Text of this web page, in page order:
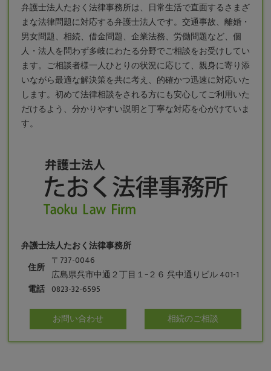
弁護士法人たおく法律事務所は、日常生活で直面するさまざ
まな法律問題に対応する弁護士法人です。交通事故、離婚・
男女問題、相続、借金問題、企業法務、労働問題など、個
人・法人を問わず多岐にわたる分野でご相談をお受けしてい
ます。ご相談者様一人ひとりの状況に応じて、親身に寄り添
いながら最適な解決策を共に考え、的確かつ迅速に対応いた
します。初めて法律相談をされる方にも安心してご利用いた
だけるよう、分かりやすい説明と丁寧な対応を心がけていま
す。
弁護士法人たおく法律事務所
住所
〒737-0046
広島県呉市中通２丁目１−２６ 呉中通りビル 401-1
電話 0823-32-6595
お問い合わせ 相続のご相談